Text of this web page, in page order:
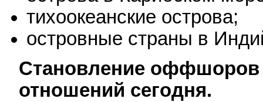
тихоокеанские острова;
островные страны в
Становление оффшоров
отношений сегодня.